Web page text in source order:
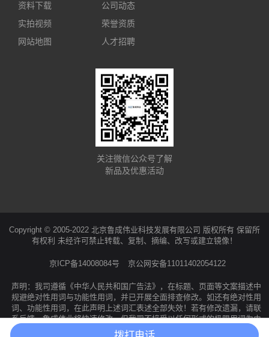
资料下载
实拍视频
网站地图
公司动态
荣誉资质
人才招聘
关注微信公众号了解
新品及优惠活动
Copyright © 2005-2022 北京鲁成伟业科技发展有限公司 版权所有 保留所
有权利 未经许可禁止转载、复制、摘编、改写或建立镜像！
京ICP备14008084号 京公网安备11011402054122
声明：我司遵循《中华人民共和国广告法》，在标题、页面等文案描述中
规避绝对性用词与功能性用词，并已开展全面排查修改。如还有绝对性用
词、功能性用词，在此声明上述词汇表述全部失效！若有修改遗漏，请联
系反馈，鲁成伟业将快速修改。但我司不接受以任何形式的极限用词为由
提出的索赔、投诉等要求！所有访问本公司网页的人员均视为同意并接受